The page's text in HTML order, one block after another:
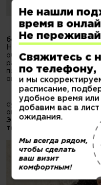
Профессиональные
больше не повреждают
Несмываемые продукты из
обладают мощными
работают на опережение,
подготовку к укладке в
ощущения пленки и
И наконец, за красивыми
сухие цифры
ограничился внутренними
Эффективность нового
тестами независимых
Не нашли
время в
Не
Свяжитесь с
по телефону,
и мы
расписание,
удобное время или
добавим вас в лист
ожидания.
Мы всегда рядом,
чтобы сделать
ваш визит
комфортным!